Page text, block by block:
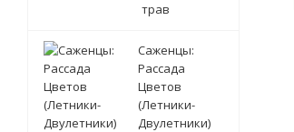
трав
Саженцы:
Рассада
Цветов
(Летники-
Двулетники)